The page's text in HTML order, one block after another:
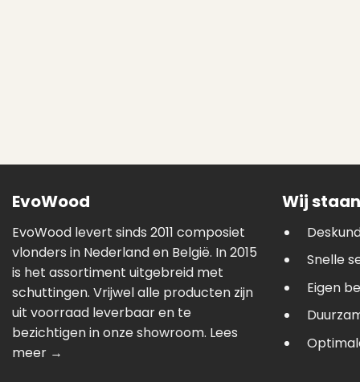
EvoWood
EvoWood levert sinds 2011 composiet
vlonders in Nederland en België. In 2015
is het assortiment uitgebreid met
schuttingen. Vrijwel alle producten zijn
uit voorraad leverbaar en te
bezichtigen in onze showroom. Lees
meer →
Wij
Snelle
Eigen